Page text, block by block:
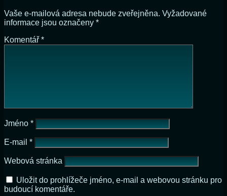
Vaše e-mailová adresa nebude zveřejněna. Vyžadované
informace jsou označeny *
Komentář *
Jméno *
E-mail *
Webová stránka
Uložit do prohlížeče jméno, e-mail a webovou stránku pro
budoucí komentáře.